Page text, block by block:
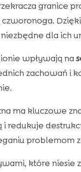
granice
dla ich
wpływają na
zachowań i
ma kluczowe
redukuje
problemom
które niesie